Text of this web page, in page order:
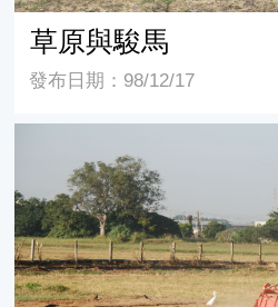
草原與駿馬
發布日期：98/12/17